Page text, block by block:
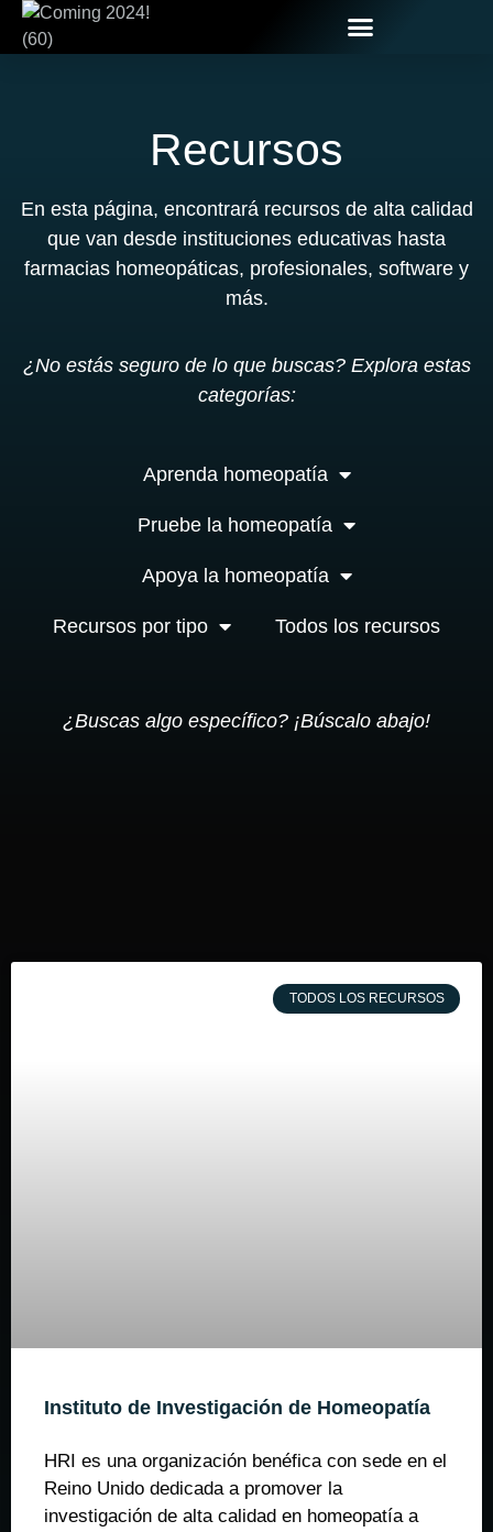
Recursos
En esta página, encontrará recursos de alta calidad
que van desde instituciones educativas hasta
farmacias homeopáticas, profesionales, software y
más.
¿No estás seguro de lo que buscas? Explora estas
categorías:
Aprenda homeopatía
Pruebe la homeopatía
Apoya la homeopatía
Recursos por tipo Todos los recursos
¿Buscas algo específico? ¡Búscalo abajo!
TODOS LOS RECURSOS
Instituto de Investigación de Homeopatía
HRI es una organización benéfica con sede en el
Reino Unido dedicada a promover la
investigación de alta calidad en homeopatía a